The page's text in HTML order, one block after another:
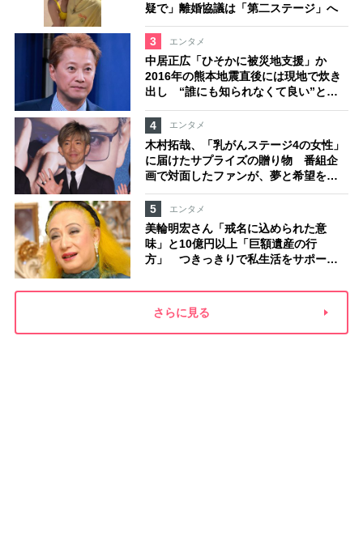
疑で」離婚協議は「第二ステージ」へ
3 エンタメ
中居正広「ひそかに被災地支援」か
2016年の熊本地震直後には現地で炊き
出し “誰にも知られなくて良い”と、
4
エンタメ
木村拓哉、「乳がんステージ4の女性」
に届けたサプライズの贈り物 番組企
画で対面したファンが、夢と希望を与
える心遣いに「うれしくて号泣しまし
た」
5 エンタメ
美輪明宏さん「戒名に込められた意
味」と10億円以上「巨額遺産の行
方」 つきっきりで私生活をサポート
さらに見る